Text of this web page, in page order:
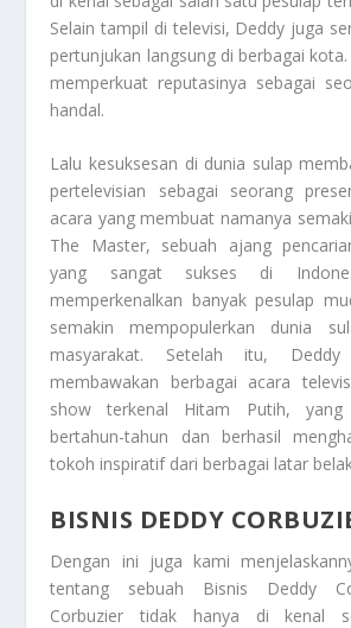
Selain tampil di televisi, Deddy juga
pertunjukan langsung di berbagai
memperkuat reputasinya sebagai
handal.
Lalu kesuksesan di dunia sulap
pertelevisian sebagai seorang
acara yang membuat namanya
The Master, sebuah ajang
yang sangat sukses di
memperkenalkan banyak pesulap
semakin mempopulerkan dunia
masyarakat. Setelah itu,
membawakan berbagai acara
show terkenal Hitam Putih, yang
bertahun-tahun dan berhasil
tokoh inspiratif dari berbagai latar
BISNIS DEDDY
Dengan ini juga kami
tentang sebuah
Bisnis Deddy
Corbuzier tidak hanya di kenal